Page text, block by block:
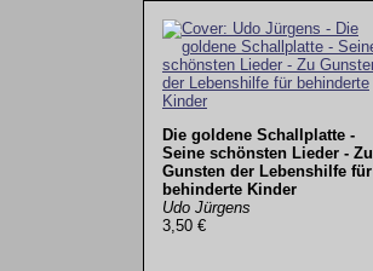
Die goldene Schallplatte -
Seine schönsten Lieder - Zu
Gunsten der Lebenshilfe für
behinderte Kinder
Udo Jürgens
3,50 €